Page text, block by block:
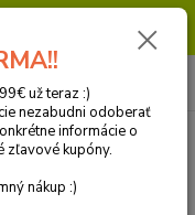
poštovné ZDARMA.
už teraz :)
nezabudni odoberať
informácie o
zľavové kupóny.
nákup :)